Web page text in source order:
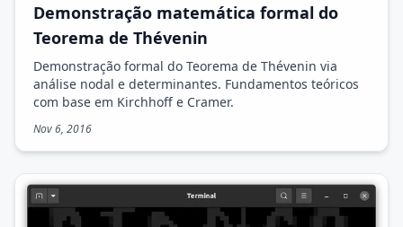
Demonstração matemática formal do
Teorema de Thévenin
Demonstração formal do Teorema de Thévenin via
análise nodal e determinantes. Fundamentos teóricos
com base em Kirchhoff e Cramer.
Nov 6, 2016